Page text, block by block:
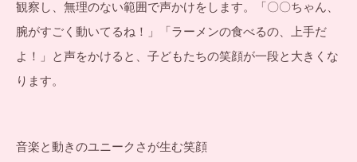
観察し、無理のない範囲で声かけをします。「〇〇ちゃん、
腕がすごく動いてるね！」「ラーメンの食べるの、上手だ
よ！」と声をかけると、子どもたちの笑顔が一段と大きくな
ります。
音楽と動きのユニークさが生む笑顔